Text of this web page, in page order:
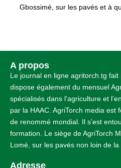
Gbossimé, sur les pavés et à
A propos
Le journal en ligne agritorch.tg
dispose également du mensuel
spécialisés dans l’agriculture et
par la HAAC. AgriTorch media est
de renommé mondial. Il s’est
formation. Le siège de AgriTorch
Lomé, sur les pavés non loin de la
Adresse